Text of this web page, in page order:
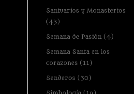
Santuarios y Monasterios
(43)
Semana de Pasión (4)
Semana Santa en los
corazones (11)
Senderos (30)